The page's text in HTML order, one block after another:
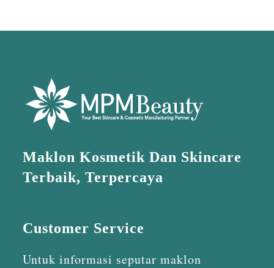
Maklon Kosmetik Dan Skincare
Terbaik, Terpercaya
Customer Service
Untuk informasi seputar maklon